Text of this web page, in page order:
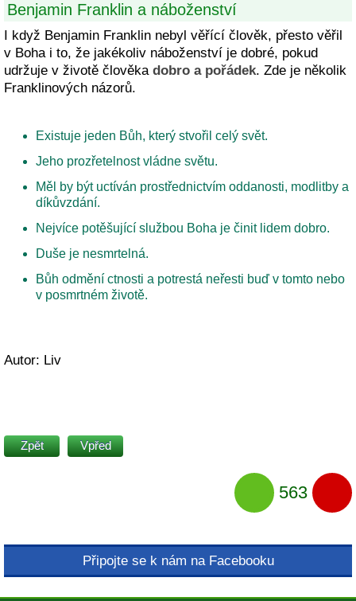
Benjamin Franklin a náboženství
I když Benjamin Franklin nebyl věřící člověk, přesto věřil
v Boha i to, že jakékoliv náboženství je dobré, pokud
udržuje v životě člověka dobro a pořádek. Zde je několik
Franklinových názorů.
Existuje jeden Bůh, který stvořil celý svět.
Jeho prozřetelnost vládne světu.
Měl by být uctíván prostřednictvím oddanosti, modlitby a
díkůvzdání.
Nejvíce potěšující službou Boha je činit lidem dobro.
Duše je nesmrtelná.
Bůh odmění ctnosti a potrestá neřesti buď v tomto nebo
v posmrtném životě.
Autor: Liv
Zpět Vpřed
563
Připojte se k nám na Facebooku